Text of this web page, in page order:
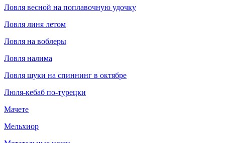
Ловля весной на поплавочную удочку
Ловля линя летом
Ловля на воблеры
Ловля налима
Ловля щуки на спиннинг в октябре
Люля-кебаб по-турецки
Мачете
Мельхиор